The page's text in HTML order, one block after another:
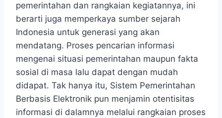
pemerintahan dan rangkaian kegiatannya, ini
berarti juga memperkaya sumber sejarah
Indonesia untuk generasi yang akan
mendatang. Proses pencarian informasi
mengenai situasi pemerintahan maupun fakta
sosial di masa lalu dapat dengan mudah
didapat. Tak hanya itu, Sistem Pemerintahan
Berbasis Elektronik pun menjamin otentisitas
informasi di dalamnya melalui rangkaian proses